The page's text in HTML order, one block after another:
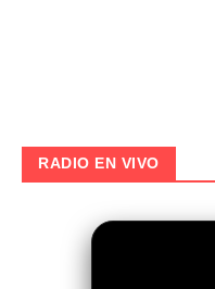
RADIO EN VIVO